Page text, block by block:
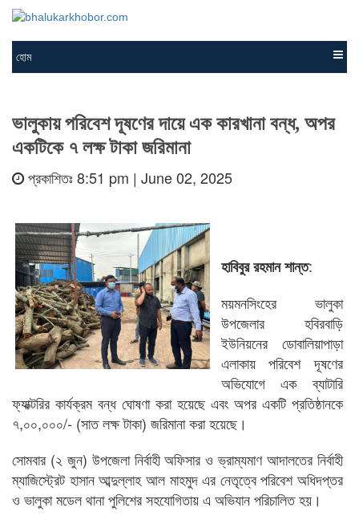
হোম
ভালুকায় পরিবেশ দূষণের দায়ে এক কারখানা বন্ধ, অপর
একটিকে ৭ লক্ষ টাকা জরিমানা
প্রকাশিতঃ 8:51 pm | June 02, 2025
হাবিবুর রহমান শান্ত:
ময়মনসিংহের ভালুকা
উপজেলার হবিরবাড়ি
ইউনিয়নের ডোবালিয়াপাড়া
এলাকায় পরিবেশ দূষণের
অভিযোগে এক ব্যাটারি
ফ্যাক্টরির কার্যক্রম বন্ধ ঘোষণা করা হয়েছে এবং অপর একটি প্রতিষ্ঠানকে
৭,০০,০০০/- (সাত লক্ষ টাকা) জরিমানা করা হয়েছে।
সোমবার (২ জুন) উপজেলা নির্বাহী অফিসার ও ভ্রাম্যমাণ আদালতের নির্বাহী
ম্যাজিস্ট্রেট হাসান আব্দুল্লাহ আল মাহমুদ এর নেতৃত্বে পরিবেশ অধিদপ্তর
ও ভালুকা মডেল থানা পুলিশের সহযোগিতায় এ অভিযান পরিচালিত হয়।